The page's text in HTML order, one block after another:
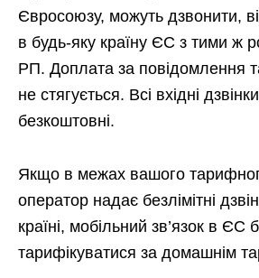
Євросоюзу, можуть дзвонити,
в будь-яку країну ЄС з тими ж
РП. Доплата за повідомлення
не стягується. Всі вхідні
безкоштовні.
Якщо в межах вашого
оператор надає безлімітні
країні, мобільний зв’язок в ЄС
тарифікуватися за домашнім